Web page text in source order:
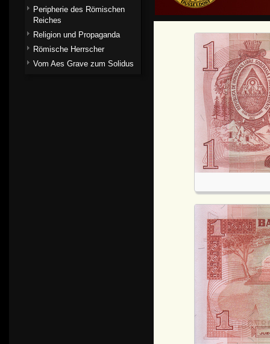
Peripherie des Römischen
Reiches
Religion und Propaganda
Römische Herrscher
Vom Aes Grave zum Solidus